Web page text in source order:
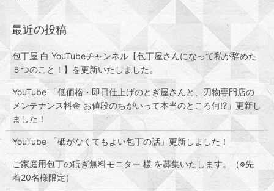
包丁屋 白 YouTubeチャンネル【包丁屋さんになって私が辞めた
５つのこと！】を更新いたしました。
YouTube 「低価格・即日仕上げのとぎ屋さんと、刃物専門店の
メンテナンス料金 お値段のちがいって本当のところ何!?」更新し
ました！
YouTube 「砥がなくてもよい包丁の話」更新しました！
ご家庭用包丁の砥ぎ無料モニター 様 を募集いたします。（※先
着20名様限定）